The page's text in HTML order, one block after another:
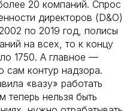
20 компаний. Спрос
директоров (D&O)
по 2019 год, полисы
на всех, то к концу
1750. А главное —
сам контур надзора.
«вазу» работать
теперь нельзя быть